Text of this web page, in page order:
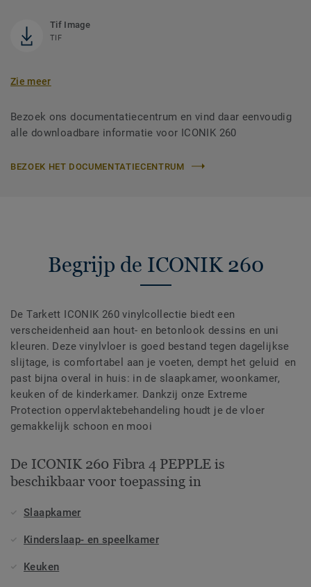
Tif Image
TIF
Zie meer
Bezoek ons documentatiecentrum en vind daar eenvoudig
alle downloadbare informatie voor ICONIK 260
BEZOEK HET DOCUMENTATIECENTRUM
Begrijp de ICONIK 260
De Tarkett ICONIK 260 vinylcollectie biedt een
verscheidenheid aan hout- en betonlook dessins en uni
kleuren. Deze vinylvloer is goed bestand tegen dagelijkse
slijtage, is comfortabel aan je voeten, dempt het geluid en
past bijna overal in huis: in de slaapkamer, woonkamer,
keuken of de kinderkamer. Dankzij onze Extreme
Protection oppervlaktebehandeling houdt je de vloer
gemakkelijk schoon en mooi
De ICONIK 260 Fibra 4 PEPPLE is
beschikbaar voor toepassing in
Slaapkamer
Kinderslaap- en speelkamer
Keuken